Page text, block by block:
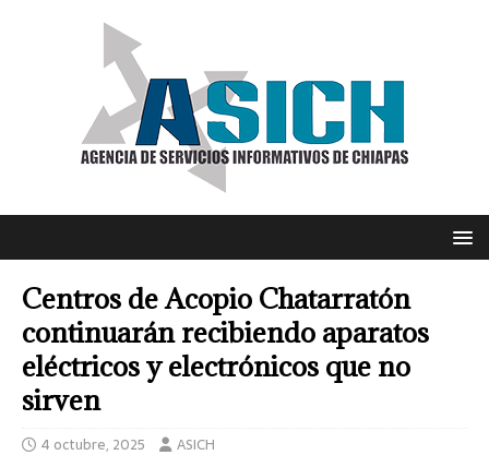
Centros de Acopio Chatarratón
continuarán recibiendo aparatos
eléctricos y electrónicos que no
sirven
4 octubre, 2025 ASICH